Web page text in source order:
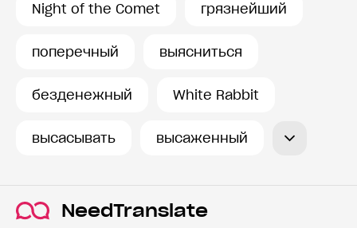
История запросов
Night of the Comet грязнейший
поперечный выясниться
безденежный White Rabbit
высасывать высаженный
NeedTranslate